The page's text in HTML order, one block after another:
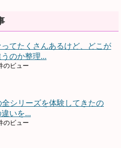
ってたくさんあるけど、どこが
のか整理...
のビュー
全シリーズを体験してきたの
いを...
のビュー